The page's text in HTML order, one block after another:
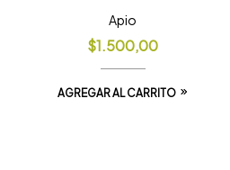
Apio
$1.500,00
AGREGAR AL CARRITO